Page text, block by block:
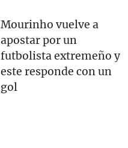
Mourinho vuelve a
apostar por un
futbolista extremeño y
este responde con un
gol